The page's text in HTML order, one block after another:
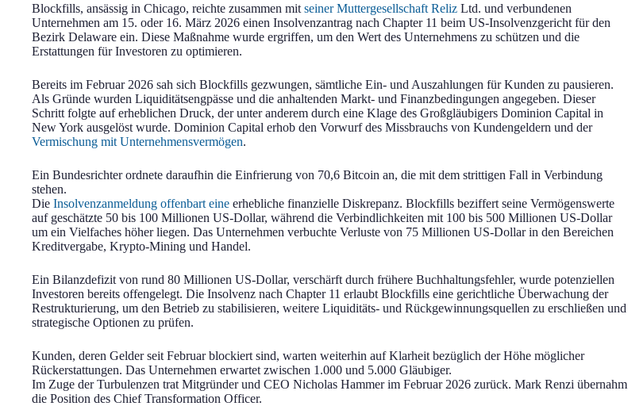
Blockfills, ansässig in Chicago, reichte zusammen mit seiner Muttergesellschaft Reliz Ltd. und verbundenen
Unternehmen am 15. oder 16. März 2026 einen Insolvenzantrag nach Chapter 11 beim US-Insolvenzgericht für den
Bezirk Delaware ein. Diese Maßnahme wurde ergriffen, um den Wert des Unternehmens zu schützen und die
Erstattungen für Investoren zu optimieren.
Bereits im Februar 2026 sah sich Blockfills gezwungen, sämtliche Ein- und Auszahlungen für Kunden zu pausieren.
Als Gründe wurden Liquiditätsengpässe und die anhaltenden Markt- und Finanzbedingungen angegeben. Dieser
Schritt folgte auf erheblichen Druck, der unter anderem durch eine Klage des Großgläubigers Dominion Capital in
New York ausgelöst wurde. Dominion Capital erhob den Vorwurf des Missbrauchs von Kundengeldern und der
Vermischung mit Unternehmensvermögen.
Ein Bundesrichter ordnete daraufhin die Einfrierung von 70,6 Bitcoin an, die mit dem strittigen Fall in Verbindung
stehen.
Die Insolvenzanmeldung offenbart eine erhebliche finanzielle Diskrepanz. Blockfills beziffert seine Vermögenswerte
auf geschätzte 50 bis 100 Millionen US-Dollar, während die Verbindlichkeiten mit 100 bis 500 Millionen US-Dollar
um ein Vielfaches höher liegen. Das Unternehmen verbuchte Verluste von 75 Millionen US-Dollar in den Bereichen
Kreditvergabe, Krypto-Mining und Handel.
Ein Bilanzdefizit von rund 80 Millionen US-Dollar, verschärft durch frühere Buchhaltungsfehler, wurde potenziellen
Investoren bereits offengelegt. Die Insolvenz nach Chapter 11 erlaubt Blockfills eine gerichtliche Überwachung der
Restrukturierung, um den Betrieb zu stabilisieren, weitere Liquiditäts- und Rückgewinnungsquellen zu erschließen und
strategische Optionen zu prüfen.
Kunden, deren Gelder seit Februar blockiert sind, warten weiterhin auf Klarheit bezüglich der Höhe möglicher
Rückerstattungen. Das Unternehmen erwartet zwischen 1.000 und 5.000 Gläubiger.
Im Zuge der Turbulenzen trat Mitgründer und CEO Nicholas Hammer im Februar 2026 zurück. Mark Renzi übernahm
die Position des Chief Transformation Officer.